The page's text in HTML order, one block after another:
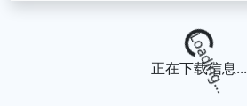
Loading...
正在下载信息...